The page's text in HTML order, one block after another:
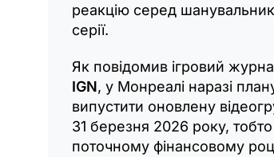
реакцію серед
серії.
Як повідомив ігровий
IGN, у Монреалі наразі
випустити оновлену
31 березня 2026 року,
поточному фінансовому